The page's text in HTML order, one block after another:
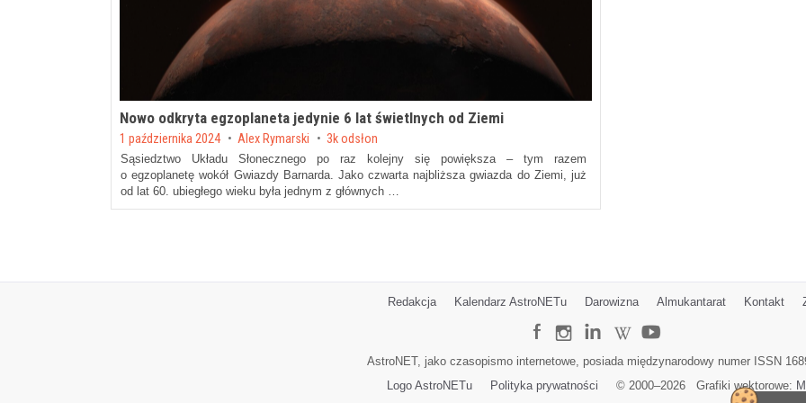
Nowo odkryta egzoplaneta jedynie 6 lat świetlnych od Ziemi
Posted on
1 października 2024 by Alex Rymarski 3k odsłon
Sąsiedztwo Układu Słonecznego po raz kolejny się powiększa – tym razem
o egzoplanetę wokół Gwiazdy Barnarda. Jako czwarta najbliższa gwiazda do Ziemi, już
od lat 60. ubiegłego wieku była jednym z głównych …
Redakcja Kalendarz AstroNETu Darowizna Almukantarat Kontakt
AstroNET, jako czasopismo internetowe, posiada międzynarodowy numer ISSN
Logo AstroNETu
Polityka prywatności © 2000–2026 Grafiki wektorowe: